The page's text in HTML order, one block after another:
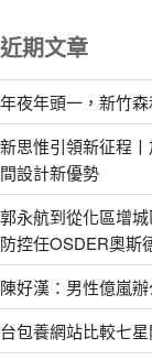
近期文章
年夜年頭一，新竹
新思惟引領新征程
間設計新優勢
郭永航到從化區增
防控任OSDER奧斯
陳好漢：男性億嵐
台包養網站比較七